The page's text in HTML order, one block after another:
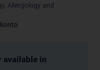
Allergology and
available in